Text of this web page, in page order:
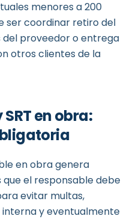
menores a 200
ser coordinar retiro del
proveedor o entrega
otros clientes de la
en obra:
en obra genera
el responsable debe
evitar multas,
y eventualmente